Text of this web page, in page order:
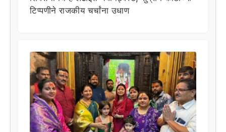
टिप्पणीने राजकीय चर्चांना उधाण